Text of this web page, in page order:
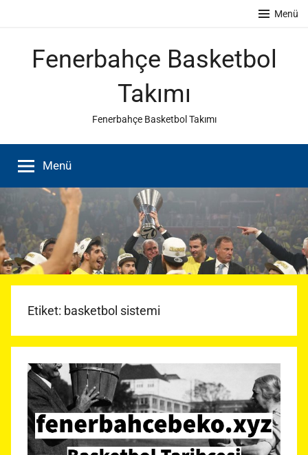
Menü
Fenerbahçe Basketbol
Takımı
Fenerbahçe Basketbol Takımı
Menü
Etiket: basketbol sistemi